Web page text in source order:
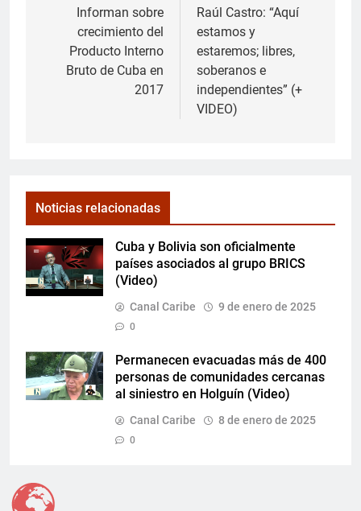
entradas
Informan sobre
crecimiento del
Producto Interno
Bruto de Cuba en
2017
Raúl Castro: “Aquí
estamos y
estaremos; libres,
soberanos e
independientes” (+
VIDEO)
Noticias relacionadas
Cuba y Bolivia son oficialmente
países asociados al grupo BRICS
(Video)
Canal Caribe 9 de enero de 2025
0
Permanecen evacuadas más de 400
personas de comunidades cercanas
al siniestro en Holguín (Video)
Canal Caribe 8 de enero de 2025
0